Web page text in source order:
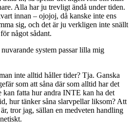
Alla har ju trevligt ändå under tiden.
innan – ojojoj, då kanske inte ens
sig, och det är ju verkligen inte snällt
något sådant.
system passar lilla mig
inte alltid håller tider? Tja. Ganska
som att såna där som alltid har det
kan fatta hur andra INTE kan ha det
hur tänker såna slarvpellar liksom? Att
tror jag, sällan en medveten handling